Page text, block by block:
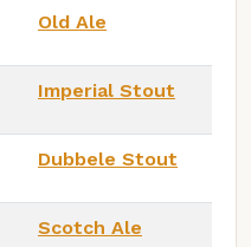
Old Ale
Imperial Stout
Dubbele Stout
Scotch Ale